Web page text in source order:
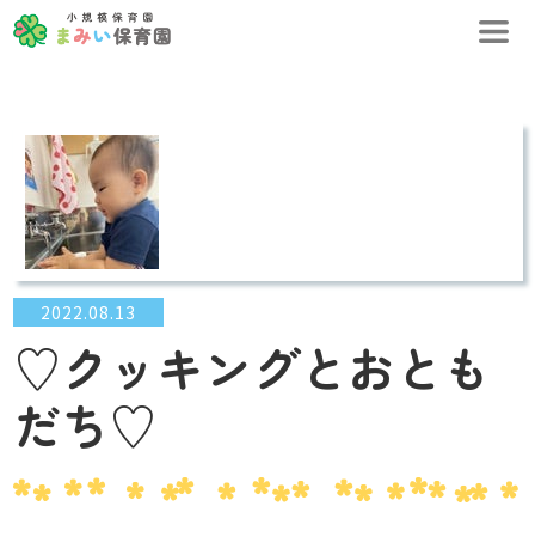
2022.08.13
♡クッキングとおとも
だち♡